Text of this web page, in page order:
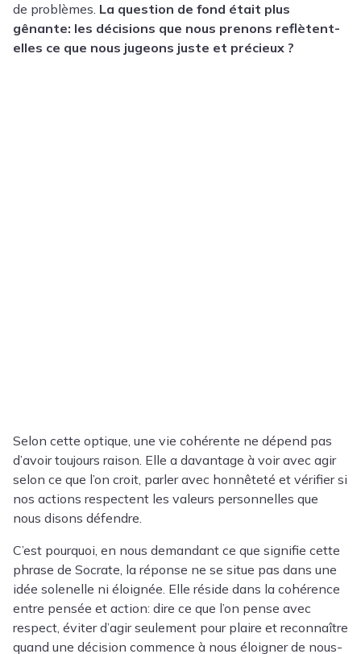
de problèmes. La question de fond était plus
gênante: les décisions que nous prenons reflètent-
elles ce que nous jugeons juste et précieux ?
Selon cette optique, une vie cohérente ne dépend pas
d’avoir toujours raison. Elle a davantage à voir avec agir
selon ce que l’on croit, parler avec honnêteté et vérifier si
nos actions respectent les valeurs personnelles que
nous disons défendre.
C’est pourquoi, en nous demandant ce que signifie cette
phrase de Socrate, la réponse ne se situe pas dans une
idée solenelle ni éloignée. Elle réside dans la cohérence
entre pensée et action: dire ce que l’on pense avec
respect, éviter d’agir seulement pour plaire et reconnaître
quand une décision commence à nous éloigner de nous-